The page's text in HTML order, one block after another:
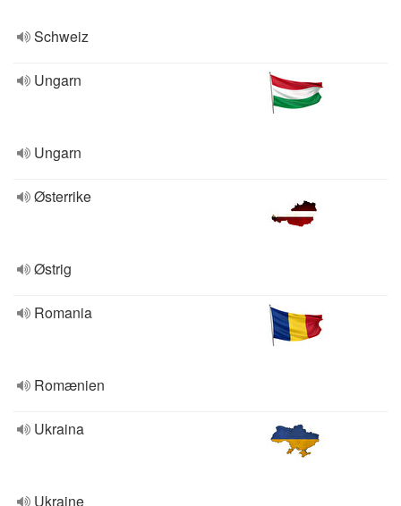
Schweiz
Ungarn
Ungarn
Østerrike
Østrig
Romania
Romænien
Ukraina
Ukraine